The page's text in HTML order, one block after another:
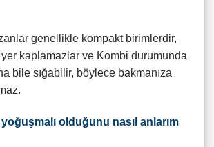
genellikle kompakt birimlerdir,
kaplamazlar ve Kombi durumunda
bile sığabilir, böylece bakmanıza
olduğunu nasıl anlarım